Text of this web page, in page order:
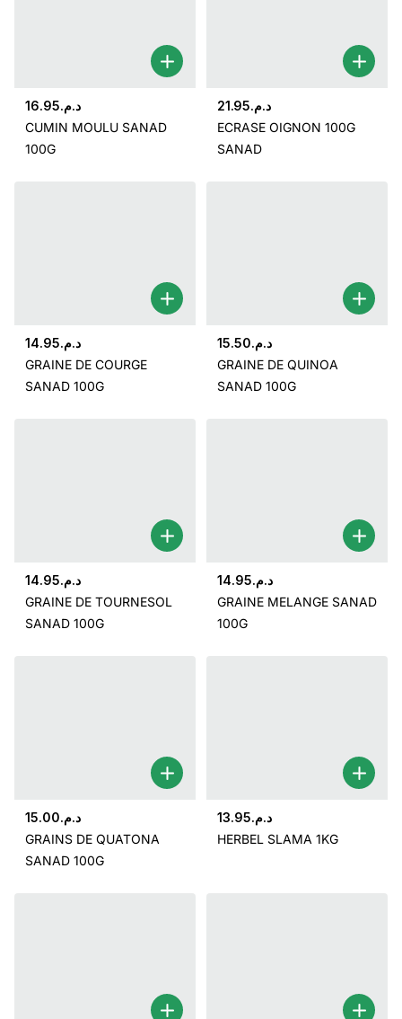
د.م.16.95
CUMIN MOULU SANAD
100G
د.م.21.95
ECRASE OIGNON 100G
SANAD
د.م.14.95
GRAINE DE COURGE
SANAD 100G
د.م.15.50
GRAINE DE QUINOA
SANAD 100G
د.م.14.95
GRAINE DE TOURNESOL
SANAD 100G
د.م.14.95
GRAINE MELANGE SANAD
100G
د.م.15.00
GRAINS DE QUATONA
SANAD 100G
د.م.13.95
HERBEL SLAMA 1KG